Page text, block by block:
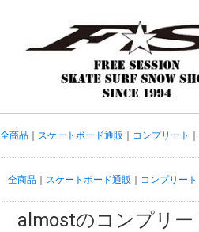
全商品 スケートボード通販 コンプリート
全商品 スケートボード通販 コンプリート
almostのコンプリー